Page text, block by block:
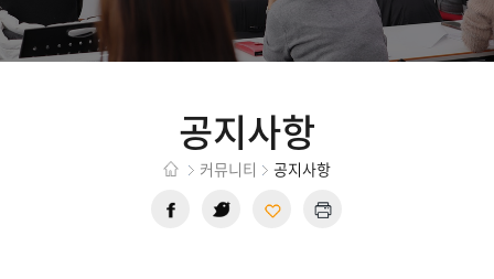
공지사항
커뮤니티 공지사항